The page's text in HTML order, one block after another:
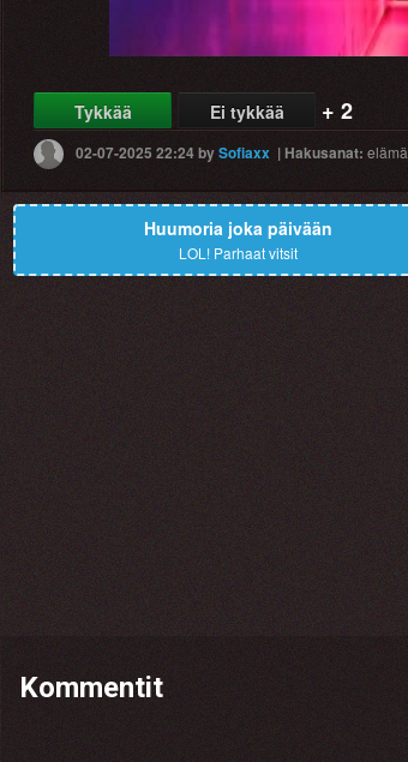
Tykkää Ei tykkää + 2
02-07-2025 22:24bySofiaxx | Hakusanat: elämä
Huumoria joka päivään
LOL! Parhaat vitsit
Kommentit